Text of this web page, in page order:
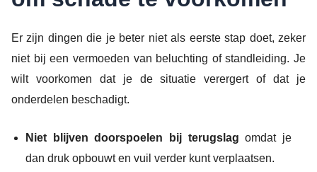
Er zijn dingen die je beter niet als eerste stap doet, zeker
niet bij een vermoeden van beluchting of standleiding. Je
wilt voorkomen dat je de situatie verergert of dat je
onderdelen beschadigt.
Niet blijven doorspoelen bij terugslag omdat je
dan druk opbouwt en vuil verder kunt verplaatsen.